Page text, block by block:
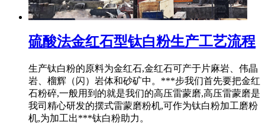
硫酸法金红石型钛白粉生产工艺流程
生产钛白粉的原料为金红石,金红石可产于片麻岩、伟晶
岩、榴辉（闪）岩体和砂矿中。***步我们首先要把金红
石粉碎,一般用到的就是我们的高压雷蒙磨,高压雷蒙磨是
我司精心研发的摆式雷蒙磨粉机,可作为钛白粉加工磨粉
机,为加工出***钛白粉助力。